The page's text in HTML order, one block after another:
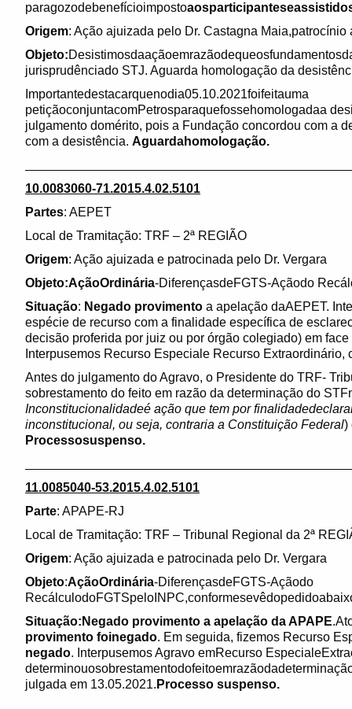
paragozodebenefícioimposto
Origem: Ação ajuizada pelo Dr. Castagna Maia,patrocínio
Objeto:
jurisprudênciado STJ. Aguarda homologação da
Importantedestacarquenodia05.10.2021foifeitauma
petiçãoconjuntacomPetrosparaquefossehomologadaa
julgamento domérito, pois a Fundação concordou com a
com a desistência. Aguardahomologação.
10.0083060-71.2015.4.02.5101
Partes: AEPET
Local de Tramitação: TRF – 2ª REGIÃO
Origem: Ação ajuizada e patrocinada pelo Dr. Vergara
Objeto:AçãoOrdinária-DiferençasdeFGTS-Açãodo
Situação: Negado provimento a apelação daAEPET.
espécie de recurso com a finalidade específica de
decisão proferida por juiz ou por órgão colegiado) em
Interpusemos Recurso Especiale Recurso
Antes do julgamento do Agravo, o Presidente do TRF-
sobrestamento do feito em razão da determinação do
Inconstitucionalidadeé ação que tem por
inconstitucional, ou seja, contraria a Constituição Federal)
Processosuspenso.
11.0085040-53.2015.4.02.5101
Parte: APAPE-RJ
Local de Tramitação: TRF – Tribunal Regional da 2ª
Origem: Ação ajuizada e patrocinada pelo Dr. Vergara
Objeto:AçãoOrdinária-DiferençasdeFGTS-Açãodo
Situação:Negado provimento a apelação da APAPE
provimento foinegado. Em seguida, fizemos Recurso
negado. Interpusemos Agravo emRecurso
julgada em 13.05.2021. Processo suspenso.